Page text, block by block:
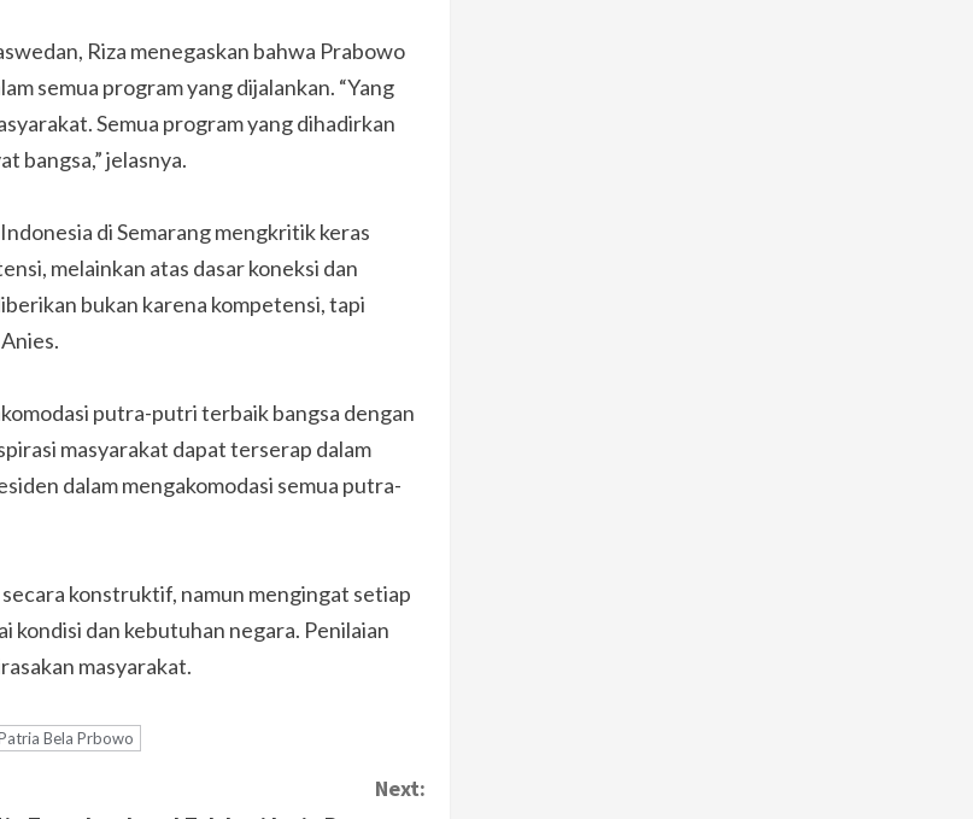
Riza menegaskan bahwa Prabowo
semua program yang dijalankan. “Yang
Semua program yang dihadirkan
bangsa,” jelasnya.
di Semarang mengkritik keras
melainkan atas dasar koneksi dan
bukan karena kompetensi, tapi
putra-putri terbaik bangsa dengan
masyarakat dapat terserap dalam
dalam mengakomodasi semua putra-
konstruktif, namun mengingat setiap
dan kebutuhan negara. Penilaian
masyarakat.
Bela Prbowo
Next: